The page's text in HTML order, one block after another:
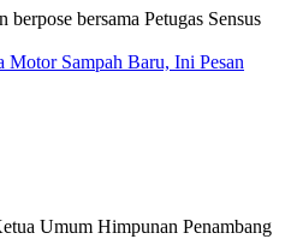
Sampah Baru, Ini Pesan